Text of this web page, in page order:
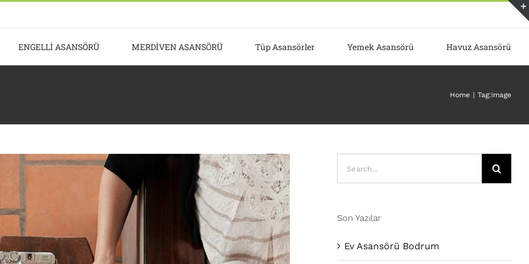
ENGELLİ ASANSÖRÜ MERDİVEN ASANSÖRÜ Tüp Asansörler Yemek Asansörü Havuz Asansörü
Home Tag:image
Son Yazılar
Ev Asansörü Bodrum